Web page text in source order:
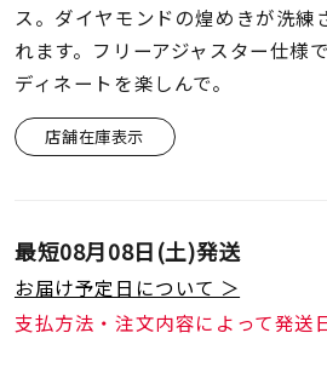
着用シーン
コレクション
メンズ
リングサイズ
ス。ダイヤモンドの煌めきが洗練
れます。フリーアジャスター仕様
ディネートを楽しんで。
店舗在庫表示
最短08月08日(土)発送
お届け予定日について ＞
支払方法・注文内容によって発送